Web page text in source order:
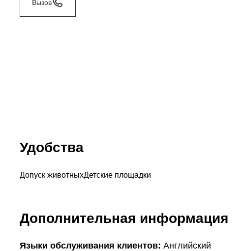
Вызов
Удобства
Допуск животныхДетские площадки
Дополнительная информация
Языки обслуживания клиентов: Английский